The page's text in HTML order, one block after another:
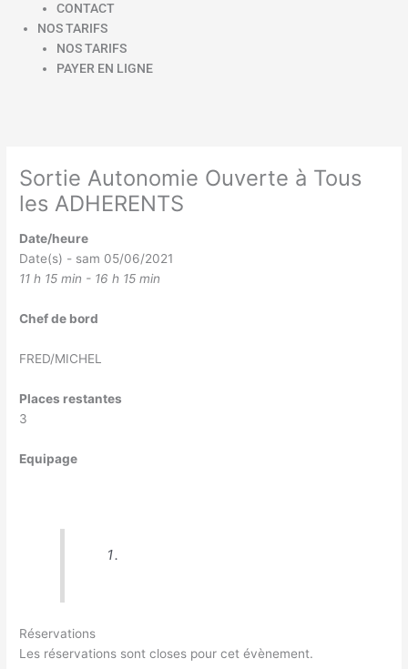
CONTACT
NOS TARIFS
NOS TARIFS
PAYER EN LIGNE
Sortie Autonomie Ouverte à Tous
les ADHERENTS
Date/heure
Date(s) - sam 05/06/2021
11 h 15 min - 16 h 15 min
Chef de bord
FRED/MICHEL
Places restantes
3
Equipage
Réservations
Les réservations sont closes pour cet évènement.